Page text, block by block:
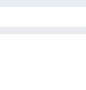
Suchmaschinen